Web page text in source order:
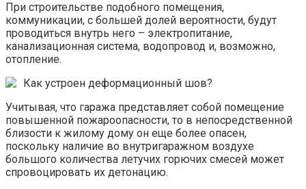
При строительстве подобного помещения,
коммуникации, с большей долей вероятности, будут
проводиться внутрь него – электропитание,
канализационная система, водопровод и, возможно,
отопление.
Как устроен деформационный шов?
Учитывая, что гаража представляет собой помещение
повышенной пожароопасности, то в непосредственной
близости к жилому дому он еще более опасен,
поскольку наличие во внутригаражном воздухе
большого количества летучих горючих смесей может
спровоцировать их детонацию.